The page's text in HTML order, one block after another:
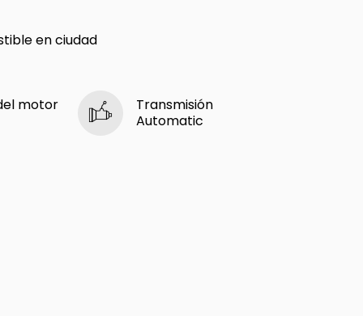
en ciudad
motor
Transmisión
Automatic